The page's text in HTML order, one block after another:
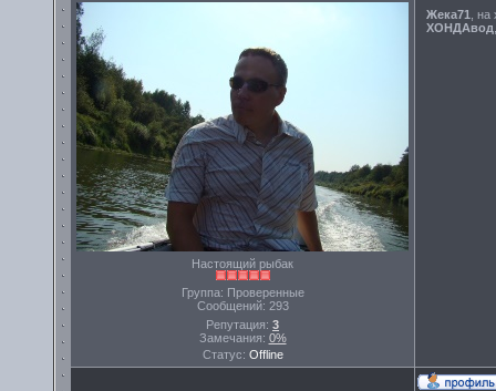
Настоящий рыбак
Группа: Проверенные
Сообщений: 293
Репутация: 3
Замечания: 0%
Статус: Offline
Жека71
,
ХОНДАвод